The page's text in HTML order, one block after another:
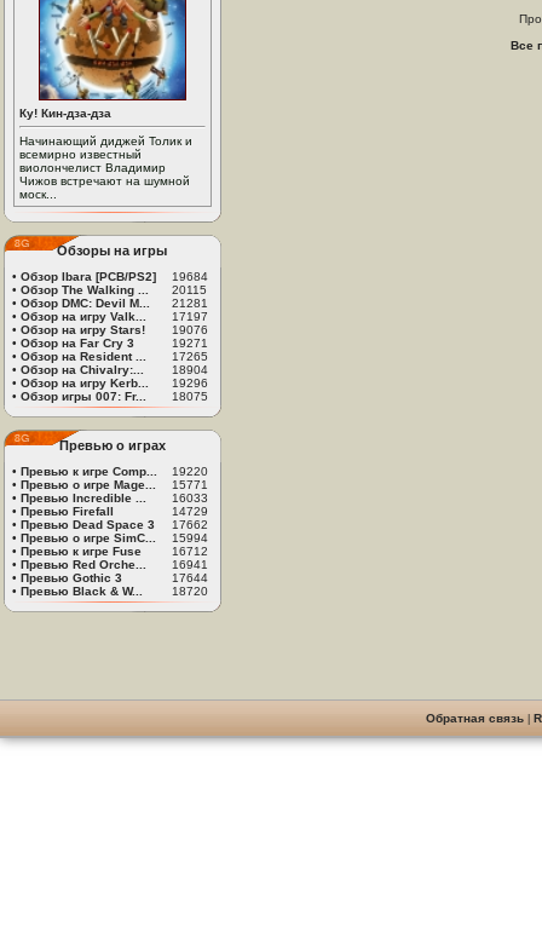
Ку! Кин-дза-дза
Начинающий диджей Толик и
всемирно известный
виолончелист Владимир
Чижов встречают на шумной
моск...
Обзоры на игры
• Обзор Ibara [PCB/PS2]
19684
• Обзор The Walking ...
20115
• Обзор DMC: Devil M...
21281
• Обзор на игру Valk...
17197
• Обзор на игру Stars!
19076
• Обзор на Far Cry 3
19271
• Обзор на Resident ...
17265
• Обзор на Chivalry:...
18904
• Обзор на игру Kerb...
19296
• Обзор игры 007: Fr... 18075
Превью о играх
• Превью к игре Comp...
19220
• Превью о игре Mage...
15771
• Превью Incredible ...
16033
• Превью Firefall
14729
• Превью Dead Space 3
17662
• Превью о игре SimC...
15994
• Превью к игре Fuse
16712
• Превью Red Orche...
16941
• Превью Gothic 3
17644
• Превью Black & W... 18720
Все
Обратная связь